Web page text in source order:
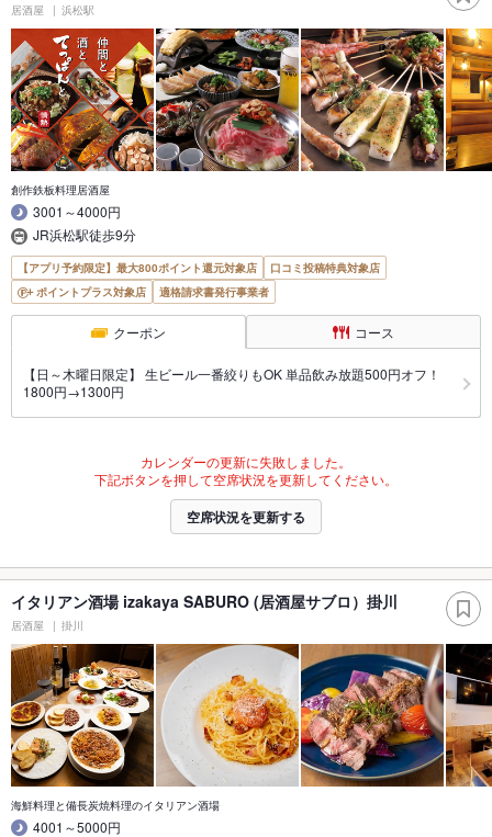
居酒屋 浜松駅
創作鉄板料理居酒屋
3001～4000円
JR浜松駅徒歩9分
【アプリ予約限定】最大800ポイント還元対象店
口コミ投稿特典対象店
ポイントプラス対象店
適格請求書発行事業者
クーポン コース
【日～木曜日限定】 生ビール一番絞りもOK 単品飲み放題500円オフ！
1800円→1300円
カレンダーの更新に失敗しました。
下記ボタンを押して空席状況を更新してください。
空席状況を更新する
イタリアン酒場 izakaya SABURO (居酒屋サブロ）掛川
居酒屋 掛川
海鮮料理と備長炭焼料理のイタリアン酒場
4001～5000円